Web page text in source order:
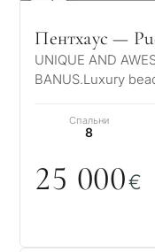
Пентхаус —
UNIQUE AND
BANUS.Luxury
Спальни
8
25 000€